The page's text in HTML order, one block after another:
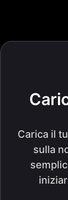
Carica il
sulla